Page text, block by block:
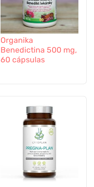
Organika
Benedictina 500 mg,
60 cápsulas